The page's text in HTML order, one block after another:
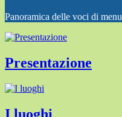
Panoramica delle voci di menu
Presentazione